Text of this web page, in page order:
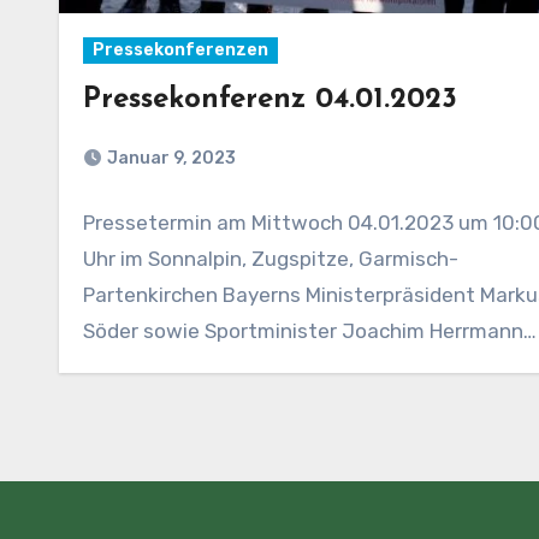
Pressekonferenzen
Pressekonferenz 04.01.2023
Januar 9, 2023
Pressetermin am Mittwoch 04.01.2023 um
Uhr im Sonnalpin, Zugspitze, Garmisch-
Partenkirchen Bayerns Ministerpräsident
Söder sowie Sportminister Joachim Herrmann
warnen vor hohen…